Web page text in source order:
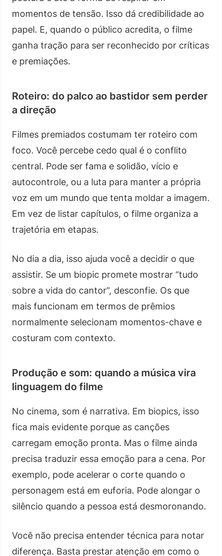
momentos de tensão. Isso dá credibilidade ao
papel. E, quando o público acredita, o filme
ganha tração para ser reconhecido por críticas
e premiações.
Roteiro: do palco ao bastidor sem perder
a direção
Filmes premiados costumam ter roteiro com
foco. Você percebe cedo qual é o conflito
central. Pode ser fama e solidão, vício e
autocontrole, ou a luta para manter a própria
voz em um mundo que tenta moldar a imagem.
Em vez de listar capítulos, o filme organiza a
trajetória em etapas.
No dia a dia, isso ajuda você a decidir o que
assistir. Se um biopic promete mostrar “tudo
sobre a vida do cantor”, desconfie. Os que
mais funcionam em termos de prêmios
normalmente selecionam momentos-chave e
costuram com contexto.
Produção e som: quando a música vira
linguagem do filme
No cinema, som é narrativa. Em biopics, isso
fica mais evidente porque as canções
carregam emoção pronta. Mas o filme ainda
precisa traduzir essa emoção para a cena. Por
exemplo, pode acelerar o corte quando o
personagem está em euforia. Pode alongar o
silêncio quando a pessoa está desmoronando.
Você não precisa entender técnica para notar
diferença. Basta prestar atenção em como o